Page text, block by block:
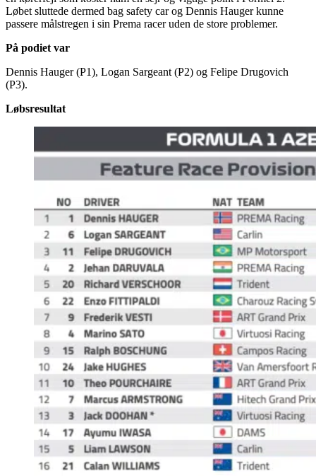
Løbet sluttede dermed bag safety car og Dennis Hauger kunne
passere målstregen i sin Prema racer uden de store problemer.
På podiet var
Dennis Hauger (P1), Logan Sargeant (P2) og Felipe Drugovich
(P3).
Løbsresultat